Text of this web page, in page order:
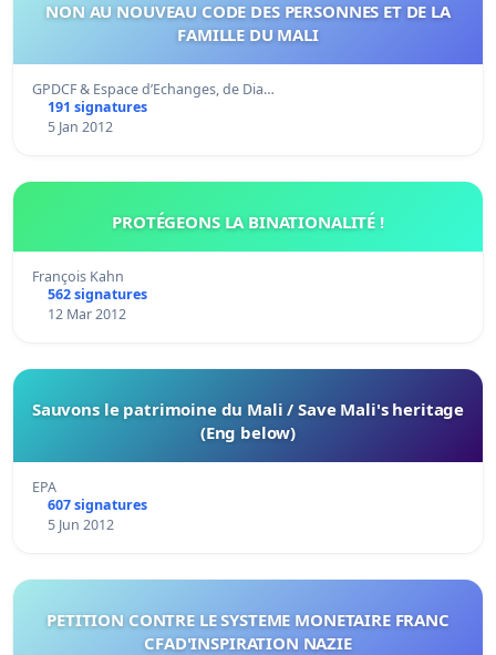
NON AU NOUVEAU CODE DES PERSONNES ET DE LA
FAMILLE DU MALI
GPDCF & Espace d’Echanges, de Dia…
191 signatures
5 Jan 2012
PROTÉGEONS LA BINATIONALITÉ !
François Kahn
562 signatures
12 Mar 2012
Sauvons le patrimoine du Mali / Save Mali's heritage
(Eng below)
EPA
607 signatures
5 Jun 2012
PETITION CONTRE LE SYSTEME MONETAIRE FRANC
CFAD'INSPIRATION NAZIE